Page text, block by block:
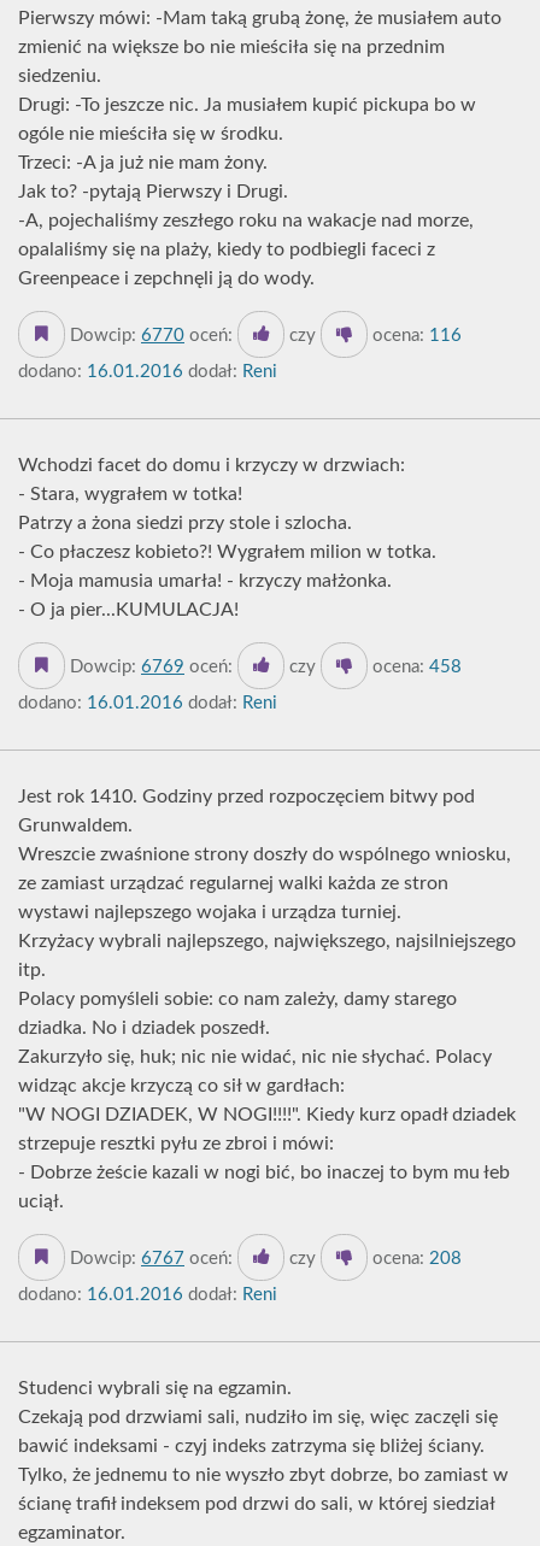
Pierwszy mówi: -Mam taką grubą żonę, że musiałem auto
zmienić na większe bo nie mieściła się na przednim
siedzeniu.
Drugi: -To jeszcze nic. Ja musiałem kupić pickupa bo w
ogóle nie mieściła się w środku.
Trzeci: -A ja już nie mam żony.
Jak to? -pytają Pierwszy i Drugi.
-A, pojechaliśmy zeszłego roku na wakacje nad morze,
opalaliśmy się na plaży, kiedy to podbiegli faceci z
Greenpeace i zepchnęli ją do wody.
Dowcip: 6770 oceń: czy ocena: 116
dodano: 16.01.2016 dodał: Reni
Wchodzi facet do domu i krzyczy w drzwiach:
- Stara, wygrałem w totka!
Patrzy a żona siedzi przy stole i szlocha.
- Co płaczesz kobieto?! Wygrałem milion w totka.
- Moja mamusia umarła! - krzyczy małżonka.
- O ja pier...KUMULACJA!
Dowcip: 6769 oceń: czy ocena: 458
dodano: 16.01.2016 dodał: Reni
Jest rok 1410. Godziny przed rozpoczęciem bitwy pod
Grunwaldem.
Wreszcie zwaśnione strony doszły do wspólnego wniosku,
ze zamiast urządzać regularnej walki każda ze stron
wystawi najlepszego wojaka i urządza turniej.
Krzyżacy wybrali najlepszego, największego, najsilniejszego
itp.
Polacy pomyśleli sobie: co nam zależy, damy starego
dziadka. No i dziadek poszedł.
Zakurzyło się, huk; nic nie widać, nic nie słychać. Polacy
widząc akcje krzyczą co sił w gardłach:
"W NOGI DZIADEK, W NOGI!!!!". Kiedy kurz opadł dziadek
strzepuje resztki pyłu ze zbroi i mówi:
- Dobrze żeście kazali w nogi bić, bo inaczej to bym mu łeb
uciął.
Dowcip: 6767 oceń: czy ocena: 208
dodano: 16.01.2016 dodał: Reni
Studenci wybrali się na egzamin.
Czekają pod drzwiami sali, nudziło im się, więc zaczęli się
bawić indeksami - czyj indeks zatrzyma się bliżej ściany.
Tylko, że jednemu to nie wyszło zbyt dobrze, bo zamiast w
ścianę trafił indeksem pod drzwi do sali, w której siedział
egzaminator.